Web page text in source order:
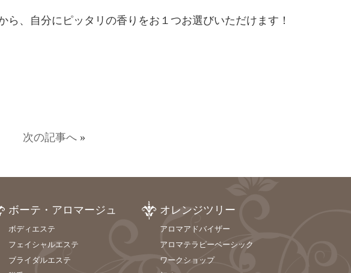
、自分にピッタリの香りをお１つお選びいただけます！
次の記事へ »
ボーテ・アロマージュ
ボディエステ
フェイシャルエステ
ブライダルエステ
オレンジツリー
アロマアドバイザー
アロマテラピーベーシック
ワークショップ